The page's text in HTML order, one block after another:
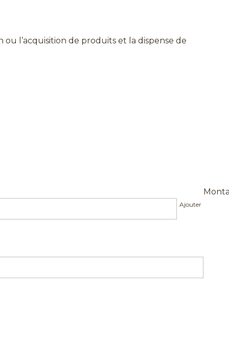
l’acquisition de produits et la dispense de
Ajouter